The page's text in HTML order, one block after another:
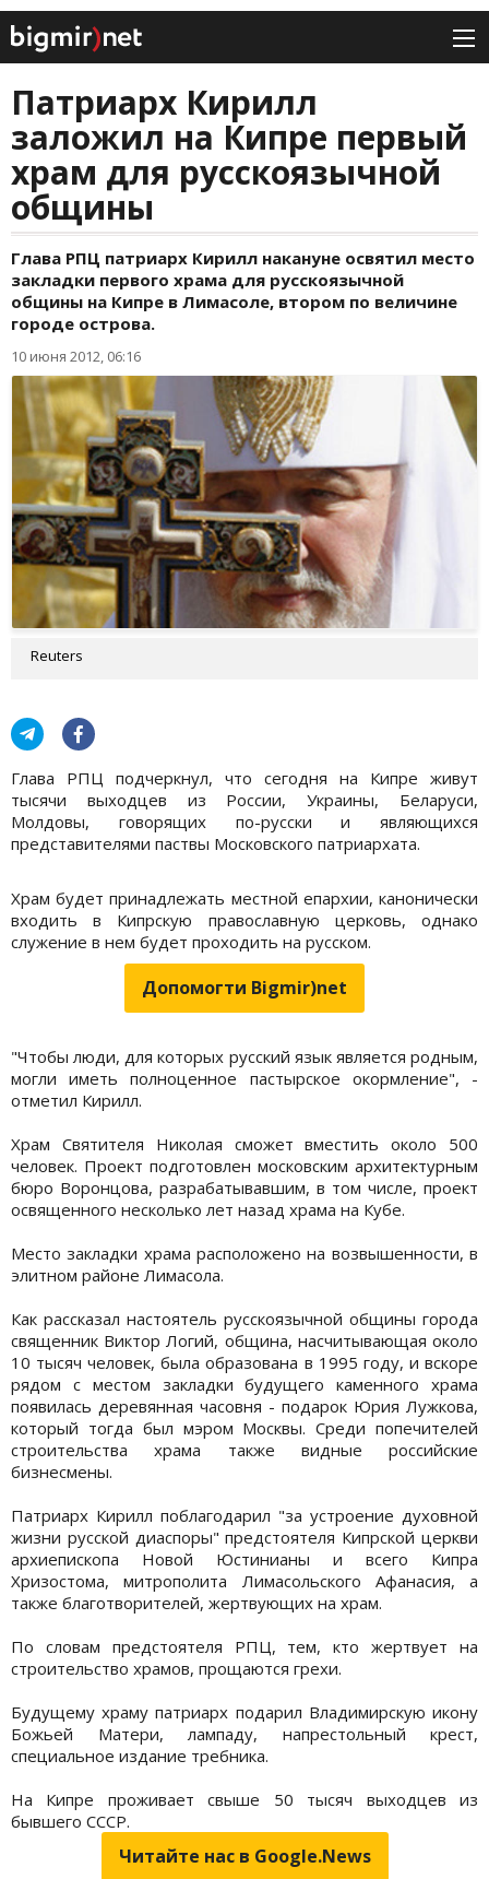
Патриарх Кирилл
заложил на Кипре первый
храм для русскоязычной
общины
Глава РПЦ патриарх Кирилл накануне освятил место
закладки первого храма для русскоязычной
общины на Кипре в Лимасоле, втором по величине
городе острова.
10 июня 2012, 06:16
Reuters
Глава РПЦ подчеркнул, что сегодня на Кипре живут
тысячи выходцев из России, Украины, Беларуси,
Молдовы, говорящих по-русски и являющихся
представителями паствы Московского патриархата.
Храм будет принадлежать местной епархии, канонически
входить в Кипрскую православную церковь, однако
служение в нем будет проходить на русском.
Допомогти Bigmir)net
"Чтобы люди, для которых русский язык является родным,
могли иметь полноценное пастырское окормление", -
отметил Кирилл.
Храм Святителя Николая сможет вместить около 500
человек. Проект подготовлен московским архитектурным
бюро Воронцова, разрабатывавшим, в том числе, проект
освященного несколько лет назад храма на Кубе.
Место закладки храма расположено на возвышенности, в
элитном районе Лимасола.
Как рассказал настоятель русскоязычной общины города
священник Виктор Логий, община, насчитывающая около
10 тысяч человек, была образована в 1995 году, и вскоре
рядом с местом закладки будущего каменного храма
появилась деревянная часовня - подарок Юрия Лужкова,
который тогда был мэром Москвы. Среди попечителей
строительства храма также видные российские
бизнесмены.
Патриарх Кирилл поблагодарил "за устроение духовной
жизни русской диаспоры" предстоятеля Кипрской церкви
архиепископа Новой Юстинианы и всего Кипра
Хризостома, митрополита Лимасольского Афанасия, а
также благотворителей, жертвующих на храм.
По словам предстоятеля РПЦ, тем, кто жертвует на
строительство храмов, прощаются грехи.
Будущему храму патриарх подарил Владимирскую икону
Божьей Матери, лампаду, напрестольный крест,
специальное издание требника.
На Кипре проживает свыше 50 тысяч выходцев из
бывшего СССР.
Читайте нас в Google.News